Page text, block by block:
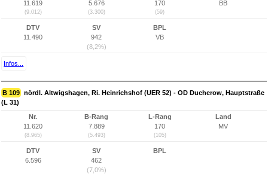
11.619
(9.012)
5.676
(3.300)
170
(59)
BB
DTV
11.490
SV
942
(8,2%)
BPL
VB
Infos...
B 109 nördl. Altwigshagen, Ri. Heinrichshof (UER 52) - OD Ducherow, Hauptstraße
(L 31)
Nr.
11.620
(8.965)
B-Rang
7.889
(5.493)
L-Rang
170
(105)
Land
MV
DTV
6.596
SV
462
(7,0%)
BPL